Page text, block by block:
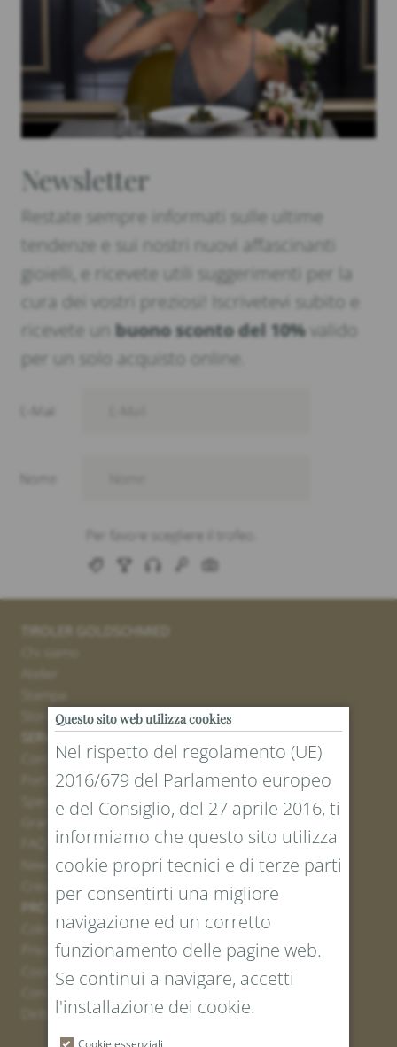
Newsletter
Restate sempre informati sulle ultime
tendenze e sui nostri nuovi affascinanti
gioielli, e ricevete utili suggerimenti per la
cura dei vostri preziosi! Iscrivetevi subito e
ricevete un buono sconto del 10%valido
per un solo acquisto online.
TIROLER GOLDSCHMIED
Stores
SERVICE
Contatto
Portale resi
Spedizione
Grandezze e lunghezze
Newsletter iscrizione
PROTEZIONE LEGALE E DEI DATI
Colofone
Privacy Policy
Cookies
Diritto di recesso
Questo sito web utilizza cookies
Nel rispetto del regolamento (UE)
2016/679 del Parlamento europeo
e del Consiglio, del 27 aprile 2016, ti
informiamo che questo sito utilizza
cookie propri tecnici e di terze parti
per consentirti una migliore
navigazione ed un corretto
funzionamento delle pagine web.
Se continui a navigare, accetti
l'installazione dei cookie.
Cookie essenziali